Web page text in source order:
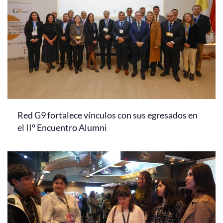
Red G9 fortalece vínculos con sus egresados en
el II° Encuentro Alumni